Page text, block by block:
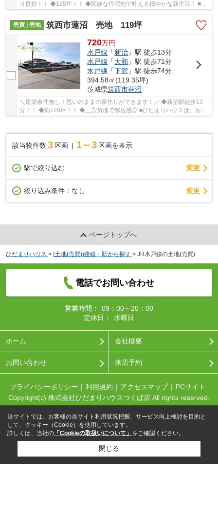
り良好！！ ◆165坪！！ ◆閑静な住宅地で叶える穏やかな新生活！ ■ひ
売買 | 売地
筑西市蓮沼 売地 119坪
720万円
水戸線 「新治 」駅 徒歩13分
水戸線 「大和 」駅 徒歩71分
水戸線 「下館 」駅 徒歩74分
394.58㎡(119.35坪)
茨城県筑西市蓮沼
＼建築条件無し！思いのままの家作りができます！／ ◆新治駅徒歩13
分！！ ◆約120坪！！ ◆三方角地で解放感◎ ■ひだまりハウスは、お客
該当物件数 3 区画 1～3 区画を表示
駅で絞り込む 変更
絞り込み条件： なし 変更
ページトップへ
ひだまりハウス > (土地(売買))路線・駅から探す > JR水戸線の土地(売買)
電話でお問い合わせ
営業時間：
09：00～20：00
定休日：
水曜日
ホーム 会社概要
お問い合わせ 来店予約
プライバシーポリシー 利用規約 アクセスマップ
PCサイト
Copyright(c) 株式会社ひだまりハウスつくば店 All rights reserved.
当サイトでは、お客様の当サイト利用状況把握、サービス向上検討を目的と
して、クッキー（Cookie）を使用しています。
詳しくは、当社の 「Cookieの取扱いについて」 をご確認ください。
閉じる